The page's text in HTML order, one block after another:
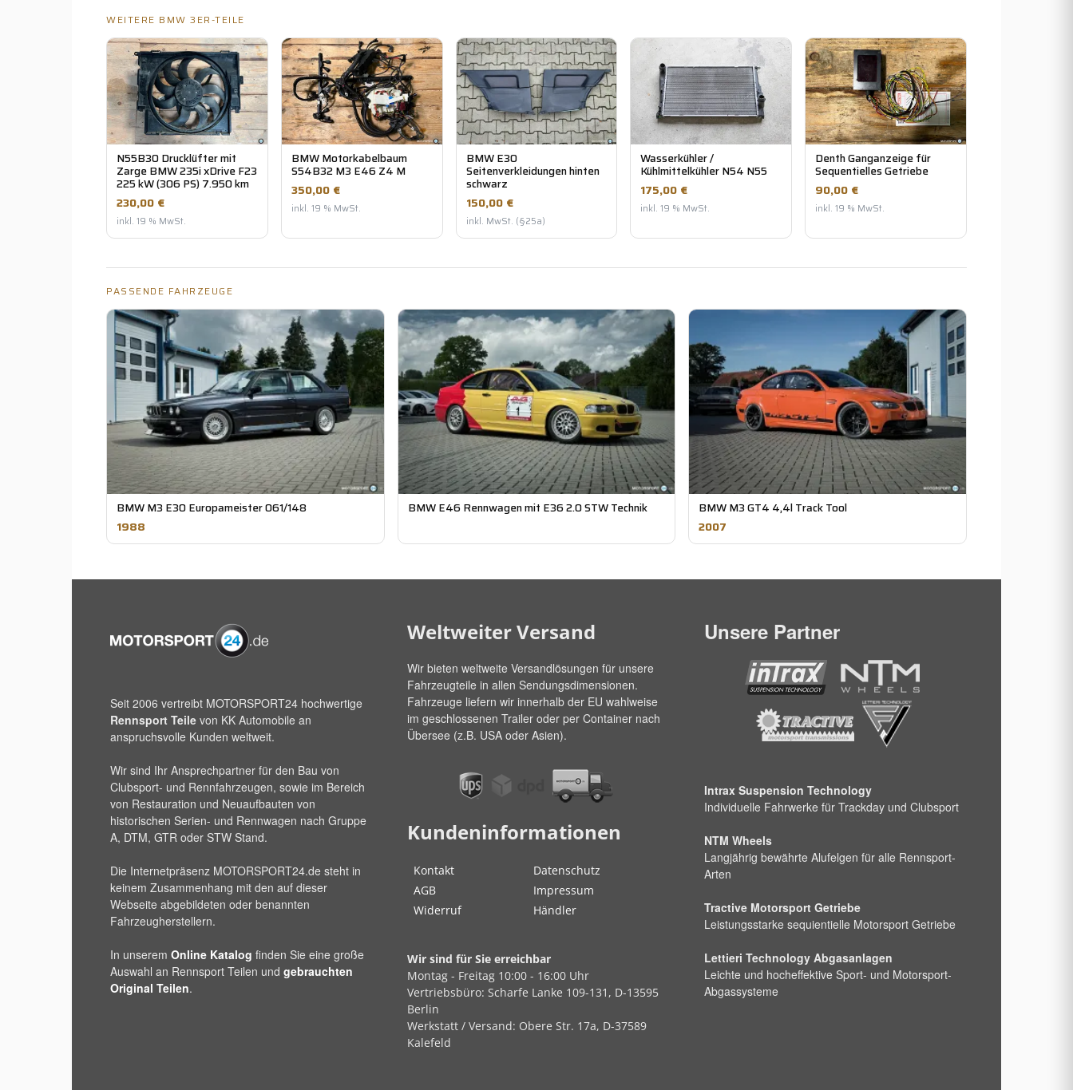
WEITERE BMW 3ER-TEILE
N55B30 Drucklüfter mit
Zarge BMW 235i xDrive F23
225 kW (306 PS) 7.950 km
230,00 €
inkl. 19 % MwSt.
BMW Motorkabelbaum
S54B32 M3 E46 Z4 M
350,00 €
inkl. 19 % MwSt.
BMW E30
Seitenverkleidungen hinten
schwarz
150,00 €
inkl. MwSt. (§25a)
Wasserkühler /
Kühlmittelkühler N54 N55
175,00 €
inkl. 19 % MwSt.
Denth Ganganzeige für
Sequentielles Getriebe
90,00 €
inkl. 19 % MwSt.
PASSENDE FAHRZEUGE
BMW M3 E30 Europameister 061/148
1988
BMW E46 Rennwagen mit E36 2.0 STW Technik BMW M3 GT4 4,4l Track Tool
2007
Seit 2006 vertreibt MOTORSPORT24 hochwertige
Rennsport Teile von KK Automobile an
anspruchsvolle Kunden weltweit.
Wir sind Ihr Ansprechpartner für den Bau von
Clubsport- und Rennfahrzeugen, sowie im Bereich
von Restauration und Neuaufbauten von
historischen Serien- und Rennwagen nach Gruppe
A, DTM, GTR oder STW Stand.
Die Internetpräsenz MOTORSPORT24.de steht in
keinem Zusammenhang mit den auf dieser
Webseite abgebildeten oder benannten
Fahrzeugherstellern.
In unserem Online Katalog finden Sie eine große
Auswahl an Rennsport Teilen und gebrauchten
Original Teilen.
Weltweiter Versand
Wir bieten weltweite Versandlösungen für unsere
Fahrzeugteile in allen Sendungsdimensionen.
Fahrzeuge liefern wir innerhalb der EU wahlweise
im geschlossenen Trailer oder per Container nach
Übersee (z.B. USA oder Asien).
Kundeninformationen
Kontakt
Datenschutz
AGB
Impressum
Widerruf
Händler
Wir sind für Sie erreichbar
Montag - Freitag 10:00 - 16:00 Uhr
Vertriebsbüro: Scharfe Lanke 109-131, D-13595
Berlin
Werkstatt / Versand: Obere Str. 17a, D-37589
Kalefeld
Unsere Partner
Intrax Suspension Technology
Individuelle Fahrwerke für Trackday und Clubsport
NTM Wheels
Langjährig bewährte Alufelgen für alle Rennsport-
Arten
Tractive Motorsport Getriebe
Leistungsstarke sequientielle Motorsport Getriebe
Lettieri Technology Abgasanlagen
Leichte und hocheffektive Sport- und Motorsport-
Abgassysteme